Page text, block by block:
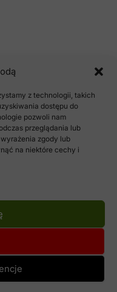
z technologii, takich
dostępu do
pozwoli nam
przeglądania lub
zgody lub
na niektóre cechy i